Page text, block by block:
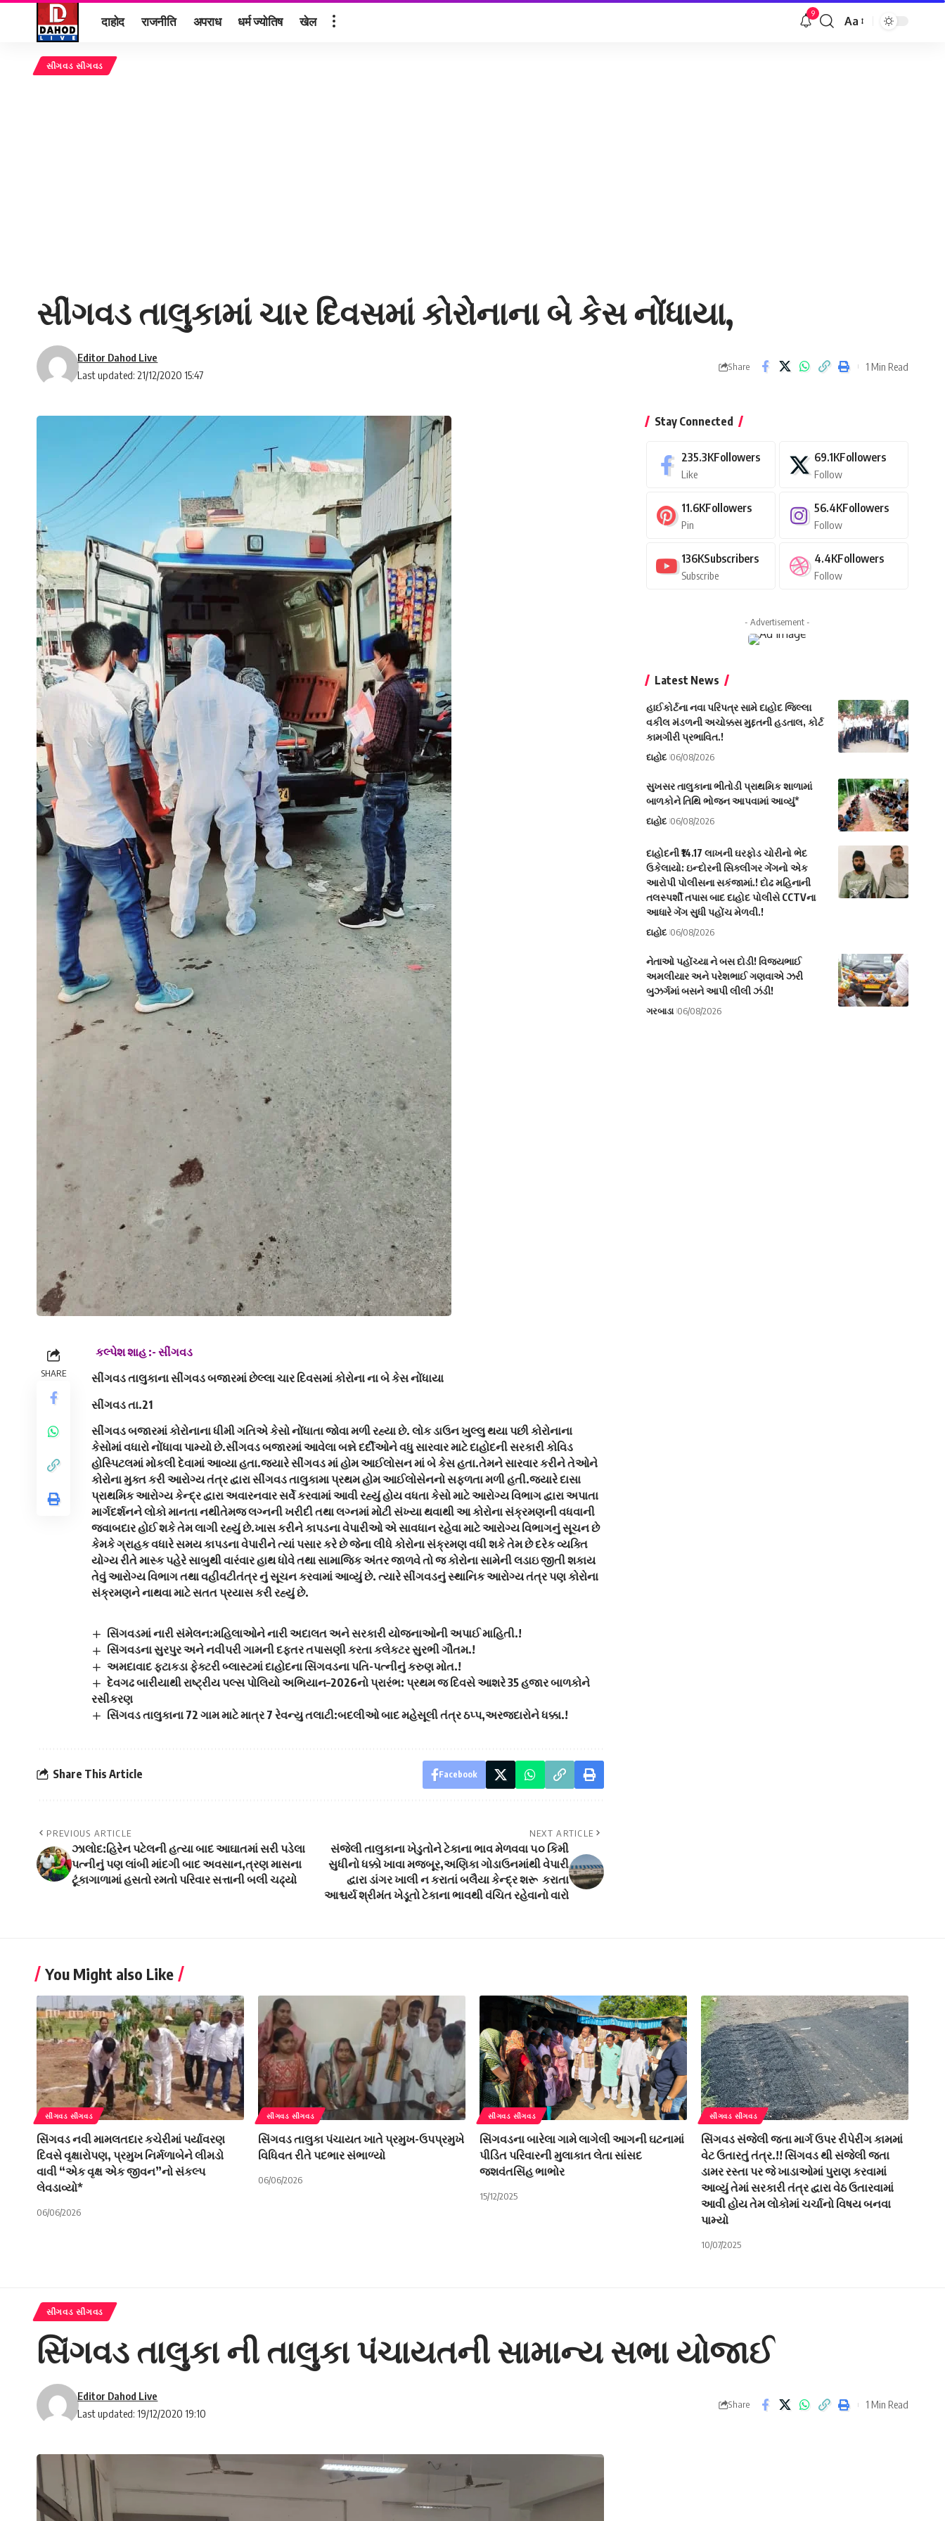
दाहोद राजनीति अपराध धर्म ज्योतिष खेल 9
Font
Aa
સીંગવડ સીંગવડ
સીંગવડ તાલુકામાં ચાર દિવસમાં કોરોનાના બે કેસ નોંધાયા,
Last updated: 21/12/2020 15:47
Editor Dahod Live
Share 1 Min Read
SHARE
કલ્પેશ શાહ :- સીંગવડ
સીંગવડ તાલુકાના સીંગવડ બજારમાં છેલ્લા ચાર દિવસમાં કોરોના ના બે કેસ નોંધાયા
સીંગવડ તા.21
સીંગવડ બજારમાં કોરોનાના ધીમી ગતિએ કેસો નોંધાતા જોવા મળી રહ્યા છે. લોક ડાઉન ખુલ્લુ થયા પછી કોરોનાના
કેસોમાં વધારો નોંધાવા પામ્યો છે.સીંગવડ બજારમાં આવેલા બન્ને દર્દીઓને વધુ સારવાર માટે દાહોદની સરકારી કોવિડ
હોસ્પિટલમાં મોકલી દેવામાં આવ્યા હતા.જ્યારે સીંગવડ માં હોમ આઈલોસન માં બે કેસ હતા.તેમને સારવાર કરીને તેઓને
કોરોના મુક્ત કરી આરોગ્ય તંત્ર દ્વારા સીંગવડ તાલુકામા પ્રથમ હોમ આઈલોસેનનો સફળતા મળી હતી.જ્યારે દાસા
પ્રાથમિક આરોગ્ય કેન્દ્ર દ્વારા અવારનવાર સર્વે કરવામાં આવી રહ્યું હોય વધતા કેસો માટે આરોગ્ય વિભાગ દ્વારા અપાતા
માર્ગદર્શનને લોકો માનતા નથીતેમજ લગ્નની ખરીદી તથા લગ્નમાં મોટી સંખ્યા થવાથી આ કોરોના સંક્રમણની વધવાની
જવાબદાર હોઈ શકે તેમ લાગી રહ્યું છે.ખાસ કરીને કાપડના વેપારીઓ એ સાવધાન રહેવા માટે આરોગ્ય વિભાગનું સૂચન છે
કેમકે ગ્રાહક વધારે સમય કાપડના વેપારીને ત્યાં પસાર કરે છે જેના લીધે કોરોના સંક્રમણ વધી શકે તેમ છે દરેક વ્યક્તિ
યોગ્ય રીતે માસ્ક પહેરે સાબુથી વારંવાર હાથ ધોવે તથા સામાજિક અંતર જાળવે તો જ કોરોના સામેની લડાઇ જીતી શકાય
તેવું આરોગ્ય વિભાગ તથા વહીવટીતંત્ર નું સૂચન કરવામાં આવ્યું છે. ત્યારે સીંગવડનું સ્થાનિક આરોગ્ય તંત્ર પણ કોરોના
સંક્રમણને નાથવા માટે સતત પ્રયાસ કરી રહ્યું છે.
સિંગવડમાં નારી સંમેલન:મહિલાઓને નારી અદાલત અને સરકારી યોજનાઓની અપાઈ માહિતી.!
સિંગવડના સુરપુર અને નવીપરી ગામની દફતર તપાસણી કરતા કલેકટર સુરભી ગૌતમ.!
અમદાવાદ ફટાકડા ફેક્ટરી બ્લાસ્ટમાં દાહોદના સિંગવડના પતિ-પત્નીનું કરુણ મોત.!
દેવગઢ બારીયાથી રાષ્ટ્રીય પલ્સ પોલિયો અભિયાન–2026નો પ્રારંભ: પ્રથમ જ દિવસે આશરે 35 હજાર બાળકોને
રસીકરણ
સિંગવડ તાલુકાના 72 ગામ માટે માત્ર 7 રેવન્યુ તલાટી:બદલીઓ બાદ મહેસૂલી તંત્ર ઠપ્પ,અરજદારોને ધક્કા.!
Share This Article Facebook
PREVIOUS ARTICLE
ઝાલોદ:હિરેન પટેલની હત્યા બાદ આઘાતમાં સરી પડેલા
પત્નીનું પણ લાંબી માંદગી બાદ અવસાન,ત્રણ માસના
ટૂંકાગાળામાં હસતો રમતો પરિવાર સત્તાની બલી ચઢ્યો
NEXT ARTICLE
સંજેલી તાલુકાના ખેડુતોને ટેકાના ભાવ મેળવવા ૫૦ કિમી
સુધીનો ધક્કો ખાવા મજબૂર,અણિકા ગોડાઉનમાંથી વેપારી
દ્વારા ડાંગર ખાલી ન કરાતાં બલૈયા કેન્દ્ર શરૂ કરાતા
આશ્ચર્ય શ્રીમંત ખેડૂતો ટેકાના ભાવથી વંચિત રહેવાનો વારો
Stay Connected
235.3KFollowers
Like
69.1KFollowers
Follow
11.6KFollowers
Pin
56.4KFollowers
Follow
136KSubscribers
Subscribe
4.4KFollowers
Follow
- Advertisement -
Latest News
હાઈકોર્ટના નવા પરિપત્ર સામે દાહોદ જિલ્લા
વકીલ મંડળની અચોક્કસ મુદ્દતની હડતાલ, કોર્ટ
કામગીરી પ્રભાવિત.!
દાહોદ 06/08/2026
સુખસર તાલુકાના ભીતોડી પ્રાથમિક શાળામાં
બાળકોને તિથિ ભોજન આપવામાં આવ્યું*
દાહોદ 06/08/2026
દાહોદની ₹14.17 લાખની ઘરફોડ ચોરીનો ભેદ
ઉકેલાયો: ઇન્દોરની સિક્લીગર ગેંગનો એક
આરોપી પોલીસના સકંજામાં.! દોઢ મહિનાની
તલસ્પર્શી તપાસ બાદ દાહોદ પોલીસે CCTVના
આધારે ગેંગ સુધી પહોંચ મેળવી.!
દાહોદ 06/08/2026
નેતાઓ પહોંચ્યા ને બસ દોડી! વિજયભાઈ
અમલીયાર અને પરેશભાઈ ગણવાએ ઝરી
બુઝર્ગમાં બસને આપી લીલી ઝંડી!
ગરબાડા 06/08/2026
You Might also Like
સીંગવડ સીંગવડ
સિંગવડ નવી મામલતદાર કચેરીમાં પર્યાવરણ
દિવસે વૃક્ષારોપણ, પ્રમુખ નિર્મળાબેને લીમડો
વાવી “એક વૃક્ષ એક જીવન”નો સંકલ્પ
લેવડાવ્યો*
06/06/2026
સીંગવડ સીંગવડ
સિંગવડ તાલુકા પંચાયત ખાતે પ્રમુખ-ઉપપ્રમુખે
વિધિવત રીતે પદભાર સંભાળ્યો
06/06/2026
સીંગવડ સીંગવડ
સિંગવડના બારેલા ગામે લાગેલી આગની ઘટનામાં
પીડિત પરિવારની મુલાકાત લેતા સાંસદ
જશવંતસિંહ ભાભોર
15/12/2025
સીંગવડ સીંગવડ
સિંગવડ સંજેલી જતા માર્ગ ઉપર રીપેરીંગ કામમાં
વેટ ઉતારતું તંત્ર.!! સિંગવડ થી સંજેલી જતા
ડામર રસ્તા પર જે ખાડાઓમાં પુરાણ કરવામાં
આવ્યું તેમાં સરકારી તંત્ર દ્વારા વેઠ ઉતારવામાં
આવી હોય તેમ લોકોમાં ચર્ચાનો વિષય બનવા
પામ્યો
10/07/2025
સીંગવડ સીંગવડ
સિંગવડ તાલુકા ની તાલુકા પંચાયતની સામાન્ય સભા યોજાઈ
Last updated: 19/12/2020 19:10
Editor Dahod Live
Share 1 Min Read